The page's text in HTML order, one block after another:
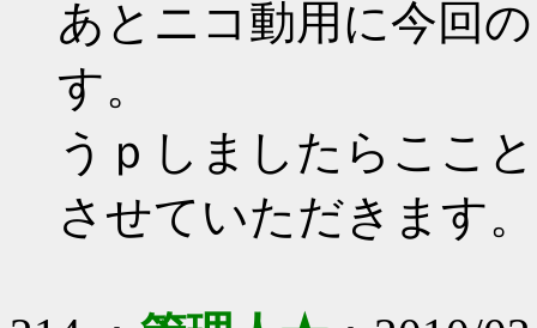
あとニコ動用に今回
す。
うｐしましたらここ
させていただきます。